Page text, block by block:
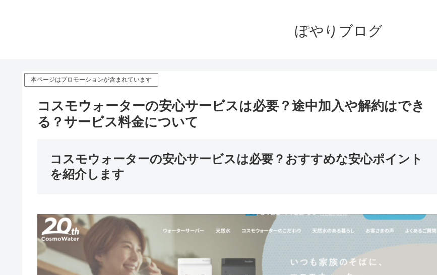
ぽやりブログ
本ページはプロモーションが含まれています
コスモウォーターの安心サービスは必要？途中加入や解約はでき
る？サービス料金について
コスモウォーターの安心サービスは必要？おすすめな安心ポイント
を紹介します